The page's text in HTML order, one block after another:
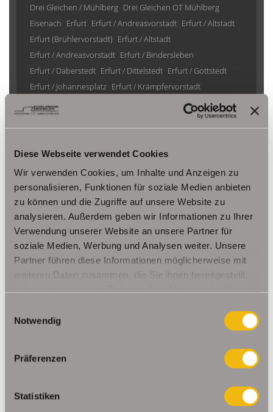
Diese Webseite verwendet Cookies
Wir verwenden Cookies, um Inhalte und Anzeigen zu
personalisieren, Funktionen für soziale Medien anbieten
zu können und die Zugriffe auf unsere Website zu
analysieren. Außerdem geben wir Informationen zu Ihrer
Verwendung unserer Website an unsere Partner für
soziale Medien, Werbung und Analysen weiter. Unsere
Partner führen diese Informationen möglicherweise mit
weiteren Daten zusammen, die Sie ihnen bereitgestellt
Notwendig
Präferenzen
Statistiken
Drei Gleichen / Mühlberg Drei Gleichen OT Mühlberg
Eisenach Erfurt Erfurt / Andreasvorstadt Erfurt / Altstadt
Erfurt (Brühlervorstadt) Erfurt / Altstadt
Erfurt / Andreasvorstadt Erfurt / Bindersleben
Erfurt / Daberstedt Erfurt / Dittelstedt Erfurt / Gottstedt
Erfurt / Johannesplatz Erfurt / Krämpfervorstadt
Erfurt / Molsdorf
Erfurt /Andreasvorstadt Erfurt/ Frienstedt
Erfurt/ Salomonsborn
Erfurt/ Vieselbach
Gotha
Grammetal
Großheringen Gräfenhain/ Ohrdruf
Herbsleben
Ichtershausen Kleinmölsen
Kutzleben / Lützensömmern
Nesse- Apfelstädt / Kornhochheim Nohra Oberhof
Ohrdruf Riethnordhausen Ruhla
Saalfeld/Saale / Remschütz
Steinbach-Hallenberg/ Viernau
Tonna / Gräfentonna Udestedt
kaufen Am Ettersberg
Immobilien Am
Einfamilienhäuser Am
Ettersberg